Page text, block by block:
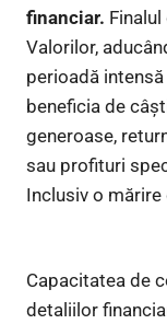
financiar.
Valorilor,
perioadă
beneficia de
generoase,
sau profituri
Inclusiv o
Capacitatea de
detaliilor